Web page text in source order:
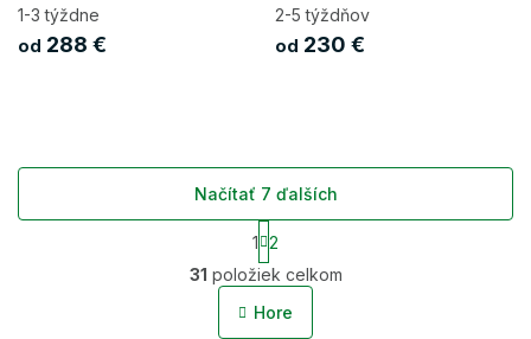
1-3 týždne
od 288 €
2-5 týždňov
od 230 €
O
v
l
Načítať 7 ďalších
S
t
r
á
n
1 2
31 položiek celkom
Hore